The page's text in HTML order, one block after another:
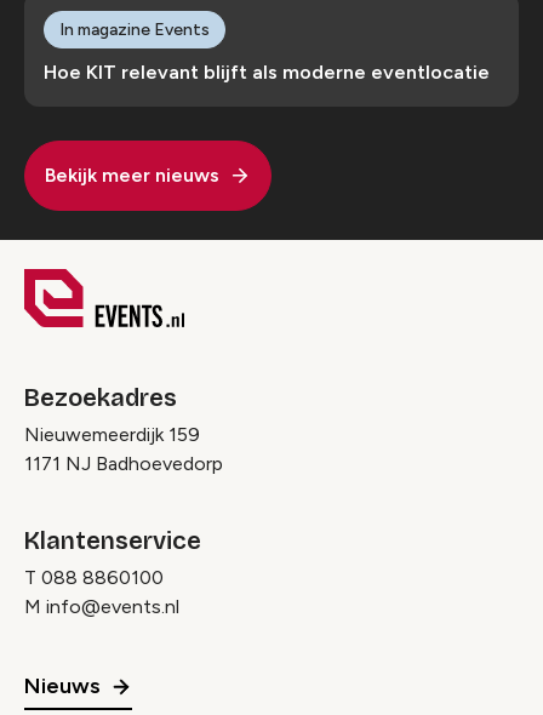
Hoe KIT relevant blijft als moderne eventlocatie
In magazine Events
Bekijk meer nieuws
Bezoekadres
Nieuwemeerdijk 159
1171 NJ Badhoevedorp
Klantenservice
T 088 8860100
M info@events.nl
Nieuws